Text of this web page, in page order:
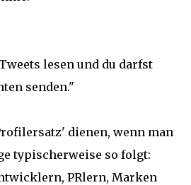
lesen und du darfst
senden."
dienen, wenn man
typischerweise so folgt:
PRlern, Marken